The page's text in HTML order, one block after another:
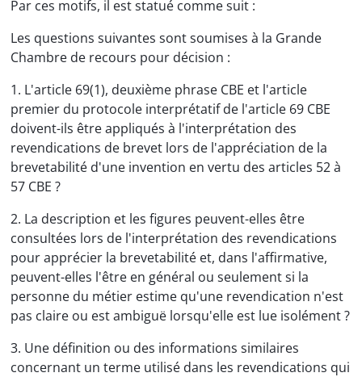
Par ces motifs, il est statué comme suit :
Les questions suivantes sont soumises à la Grande
Chambre de recours pour décision :
1. L'article 69(1), deuxième phrase CBE et l'article
premier du protocole interprétatif de l'article 69 CBE
doivent-ils être appliqués à l'interprétation des
revendications de brevet lors de l'appréciation de la
brevetabilité d'une invention en vertu des articles 52 à
57 CBE ?
2. La description et les figures peuvent-elles être
consultées lors de l'interprétation des revendications
pour apprécier la brevetabilité et, dans l'affirmative,
peuvent-elles l'être en général ou seulement si la
personne du métier estime qu'une revendication n'est
pas claire ou est ambiguë lorsqu'elle est lue isolément ?
3. Une définition ou des informations similaires
concernant un terme utilisé dans les revendications qui